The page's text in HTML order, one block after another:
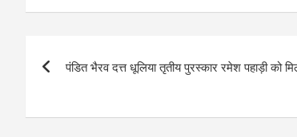
a
s
p
c
b
o
s
e
g
i
t
r
a
l
l
g
a
navigation
पंडित भैरव दत्त धूलिया तृतीय पुरस्कार रमेश पहाड़ी को